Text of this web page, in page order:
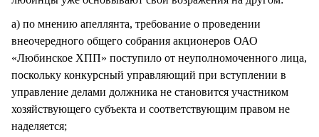
а) по мнению апеллянта, требование о проведении
внеочередного общего собрания акционеров ОАО
«Любинское ХПП» поступило от неуполномоченного лица,
поскольку конкурсный управляющий при вступлении в
управление делами должника не становится участником
хозяйствующего субъекта и соответствующим правом не
наделяется;